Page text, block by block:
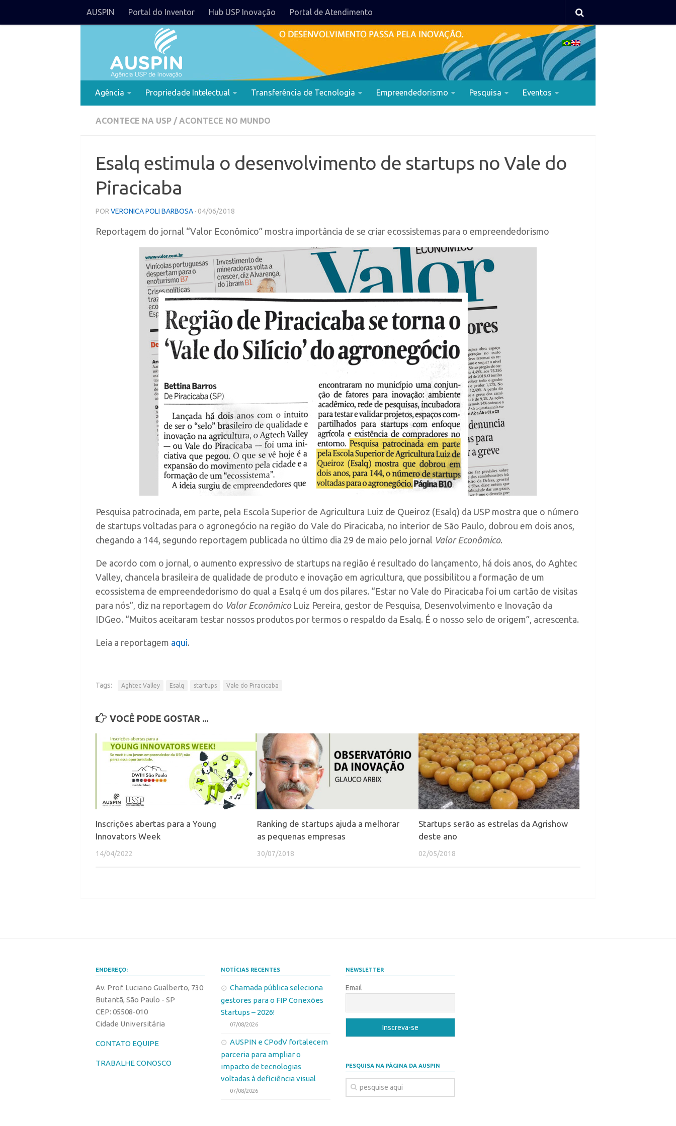
AUSPIN Portal do Inventor Hub USP Inovação Portal de Atendimento
Agência Propriedade Intelectual Transferência de Tecnologia Empreendedorismo Pesquisa Eventos
ACONTECE NA USP / ACONTECE NO MUNDO
Esalq estimula o desenvolvimento de startups no Vale do
Piracicaba
POR VERONICA POLI BARBOSA · 04/06/2018
Reportagem do jornal “Valor Econômico” mostra importância de se criar ecossistemas para o empreendedorismo
Pesquisa patrocinada, em parte, pela Escola Superior de Agricultura Luiz de Queiroz (Esalq) da USP mostra que o número
de startups voltadas para o agronegócio na região do Vale do Piracicaba, no interior de São Paulo, dobrou em dois anos,
chegando a 144, segundo reportagem publicada no último dia 29 de maio pelo jornal Valor Econômico.
De acordo com o jornal, o aumento expressivo de startups na região é resultado do lançamento, há dois anos, do Aghtec
Valley, chancela brasileira de qualidade de produto e inovação em agricultura, que possibilitou a formação de um
ecossistema de empreendedorismo do qual a Esalq é um dos pilares. “Estar no Vale do Piracicaba foi um cartão de visitas
para nós”, diz na reportagem do Valor Econômico Luiz Pereira, gestor de Pesquisa, Desenvolvimento e Inovação da
IDGeo. “Muitos aceitaram testar nossos produtos por termos o respaldo da Esalq. É o nosso selo de origem”, acrescenta.
Leia a reportagem aqui.
Tags: Aghtec Valley Esalq startups Vale do Piracicaba
VOCÊ PODE GOSTAR ...
Inscrições abertas para a Young
Innovators Week
14/04/2022
Ranking de startups ajuda a melhorar
as pequenas empresas
30/07/2018
Startups serão as estrelas da Agrishow
deste ano
02/05/2018
ENDEREÇO:
Av. Prof. Luciano Gualberto, 730
Butantã, São Paulo - SP
CEP: 05508-010
Cidade Universitária
CONTATO EQUIPE
TRABALHE CONOSCO
NOTÍCIAS RECENTES
Chamada pública seleciona
gestores para o FIP Conexões
Startups – 2026!
07/08/2026
AUSPIN e CPodV fortalecem
parceria para ampliar o
impacto de tecnologias
voltadas à deficiência visual
07/08/2026
NEWSLETTER
Email
PESQUISA NA PÁGINA DA AUSPIN